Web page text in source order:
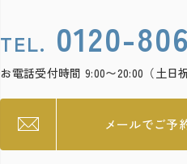
TEL. 0120-
お電話受付時間 9:00〜20:00（土日
メールでご予